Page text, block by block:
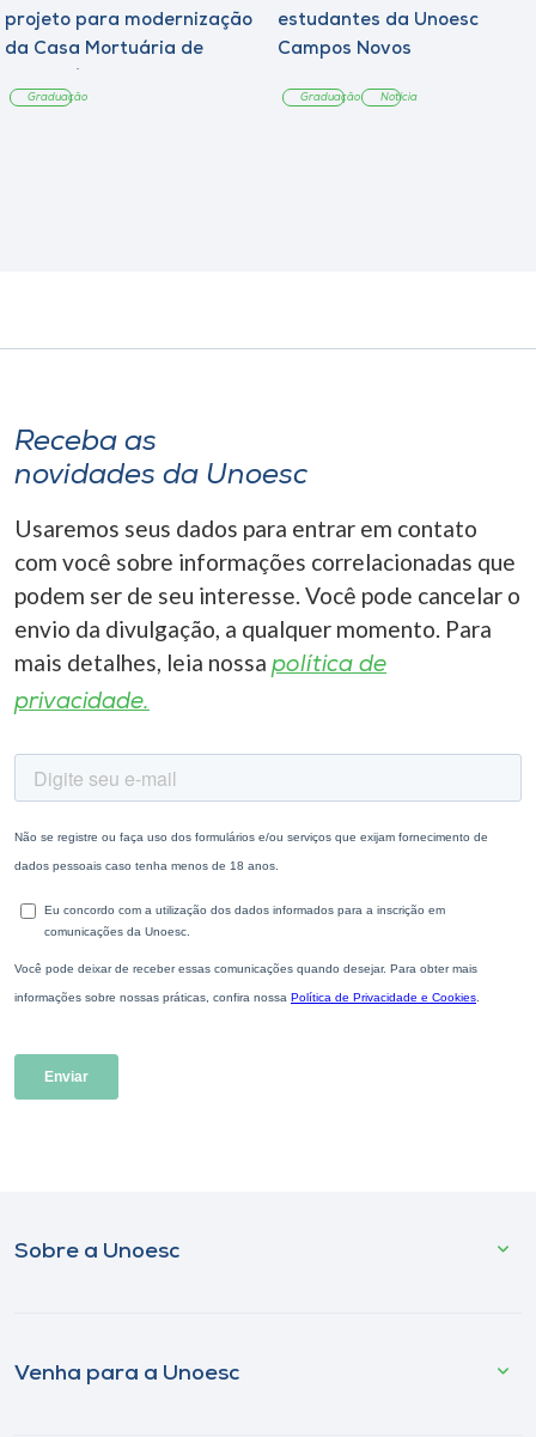
projeto para modernização
da Casa Mortuária de
Graduação
estudantes da Unoesc
Campos Novos
Graduação Notícia
Receba as
novidades da Unoesc
Usaremos seus dados para entrar em contato
com você sobre informações correlacionadas que
podem ser de seu interesse. Você pode cancelar o
envio da divulgação, a qualquer momento. Para
mais detalhes, leia nossa política de
privacidade.
Sobre a Unoesc
Venha para a Unoesc